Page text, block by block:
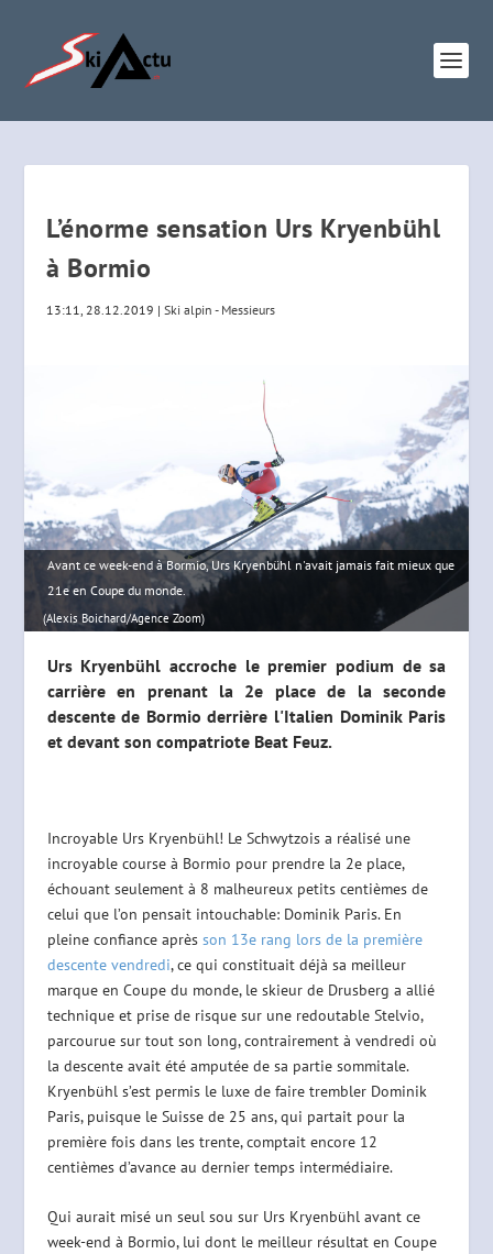
L’énorme sensation Urs Kryenbühl
à Bormio
13:11, 28.12.2019 |Ski alpin - Messieurs
Avant ce week-end à Bormio, Urs Kryenbühl n'avait jamais fait mieux que
21e en Coupe du monde.
(Alexis Boichard/Agence Zoom)
Urs Kryenbühl accroche le premier podium de sa
carrière en prenant la 2e place de la seconde
descente de Bormio derrière l'Italien Dominik Paris
et devant son compatriote Beat Feuz.
Incroyable Urs Kryenbühl! Le Schwytzois a réalisé une
incroyable course à Bormio pour prendre la 2e place,
échouant seulement à 8 malheureux petits centièmes de
celui que l’on pensait intouchable: Dominik Paris. En
pleine confiance après son 13e rang lors de la première
descente vendredi, ce qui constituait déjà sa meilleur
marque en Coupe du monde, le skieur de Drusberg a allié
technique et prise de risque sur une redoutable Stelvio,
parcourue sur tout son long, contrairement à vendredi où
la descente avait été amputée de sa partie sommitale.
Kryenbühl s’est permis le luxe de faire trembler Dominik
Paris, puisque le Suisse de 25 ans, qui partait pour la
première fois dans les trente, comptait encore 12
centièmes d’avance au dernier temps intermédiaire.
Qui aurait misé un seul sou sur Urs Kryenbühl avant ce
week-end à Bormio, lui dont le meilleur résultat en Coupe